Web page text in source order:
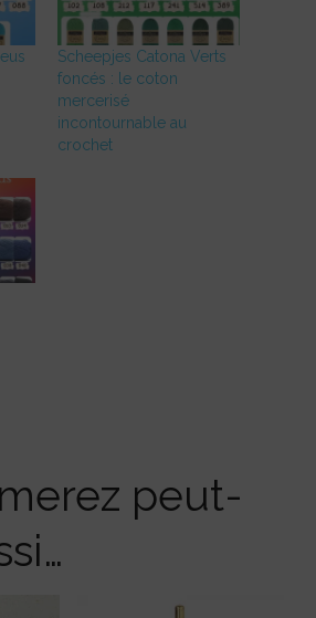
Scheepjes Catona Verts
foncés : le coton
mercerisé
incontournable au
crochet
peut-